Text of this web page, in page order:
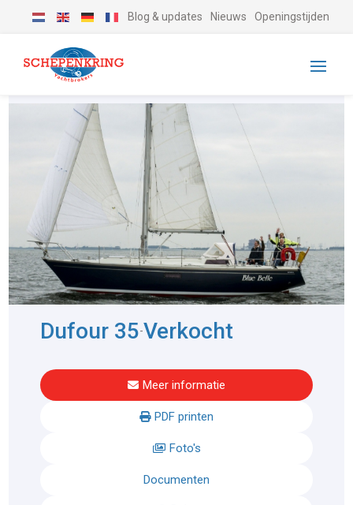
Blog & updates Nieuws Openingstijden
Dufour 35-Verkocht
Meer informatie
PDF printen
Foto's
Documenten